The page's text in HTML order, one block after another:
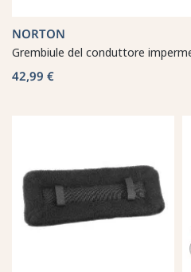
NORTON
Grembiule del conduttore
42,99 €